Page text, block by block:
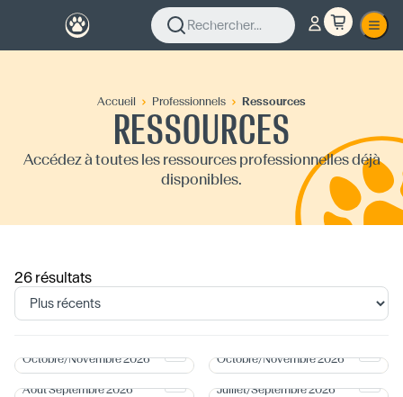
Rechercher...
Accueil Professionnels Ressources
RESSOURCES
Accédez à toutes les ressources professionnelles déjà
disponibles.
26 résultats
Octobre/Novembre 2026
Octobre/Novembre 2026
Bon de commande - Juillet
Août Septembre 2026
Programme de parutions
Juillet/Septembre 2026